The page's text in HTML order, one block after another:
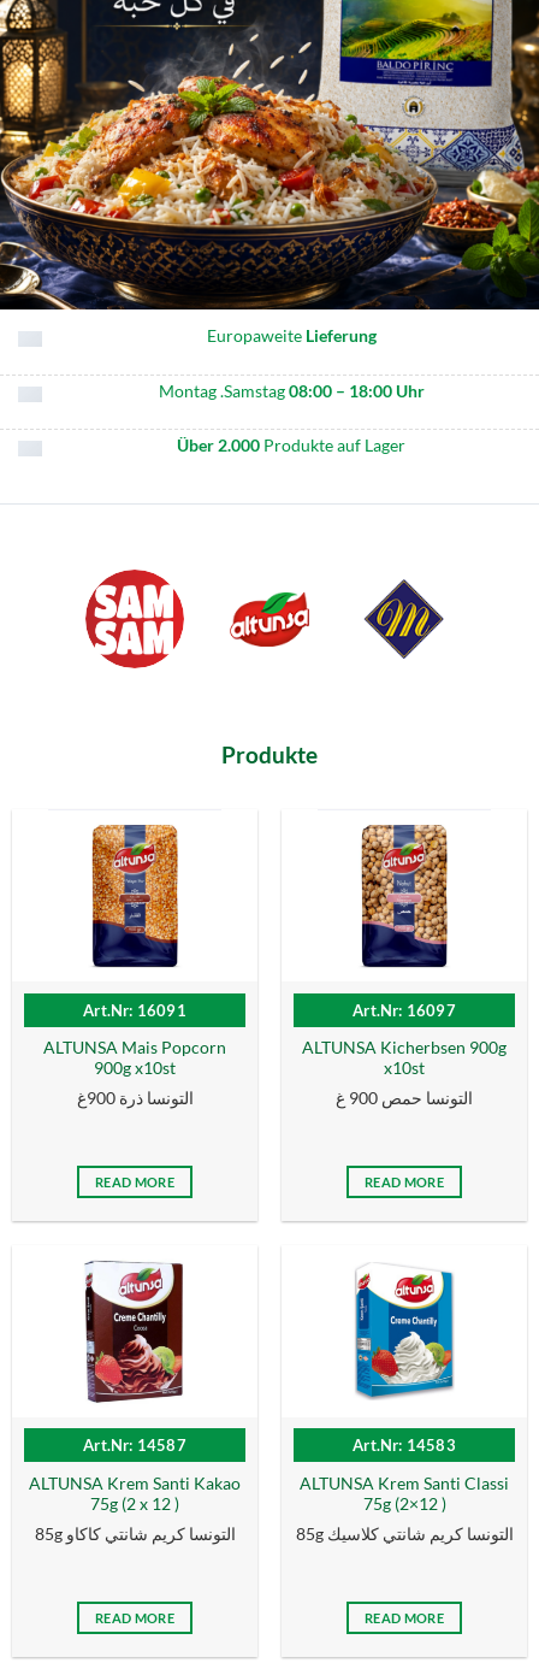
Europaweite Lieferung
Montag .Samstag08:00 – 18:00 Uhr
Über 2.000 Produkte auf Lager
Produkte
Art.Nr: 16091
ALTUNSA Mais Popcorn
900g x10st
التونسا ذرة 900غ
READ MORE
Art.Nr: 16097
ALTUNSA Kicherbsen 900g
x10st
التونسا حمص 900 غ
READ MORE
Art.Nr: 14587
ALTUNSA Krem Santi Kakao
75g (2 x 12 )
85g التونسا كریم شانتي كاكاو
READ MORE
Art.Nr: 14583
ALTUNSA Krem Santi Classi
75g (2×12 )
85g التونسا كریم شانتي كلاسیك
READ MORE